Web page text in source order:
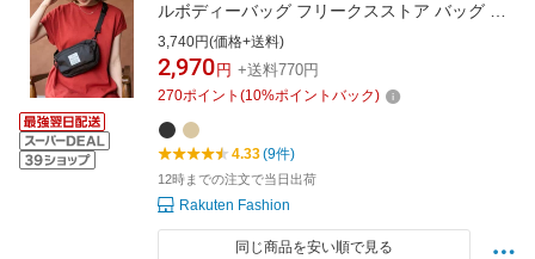
ルボディーバッグ フリークスストア バッグ ボ
ディバッグ・ウエストポーチ ベージュ ブラッ
ク
3,740円(価格+送料)
2,970 円 +送料770円
270ポイント (10%ポイントバック)
4.33(9件)
12時までの注文で当日出荷
Rakuten Fashion
同じ商品を安い順で見る